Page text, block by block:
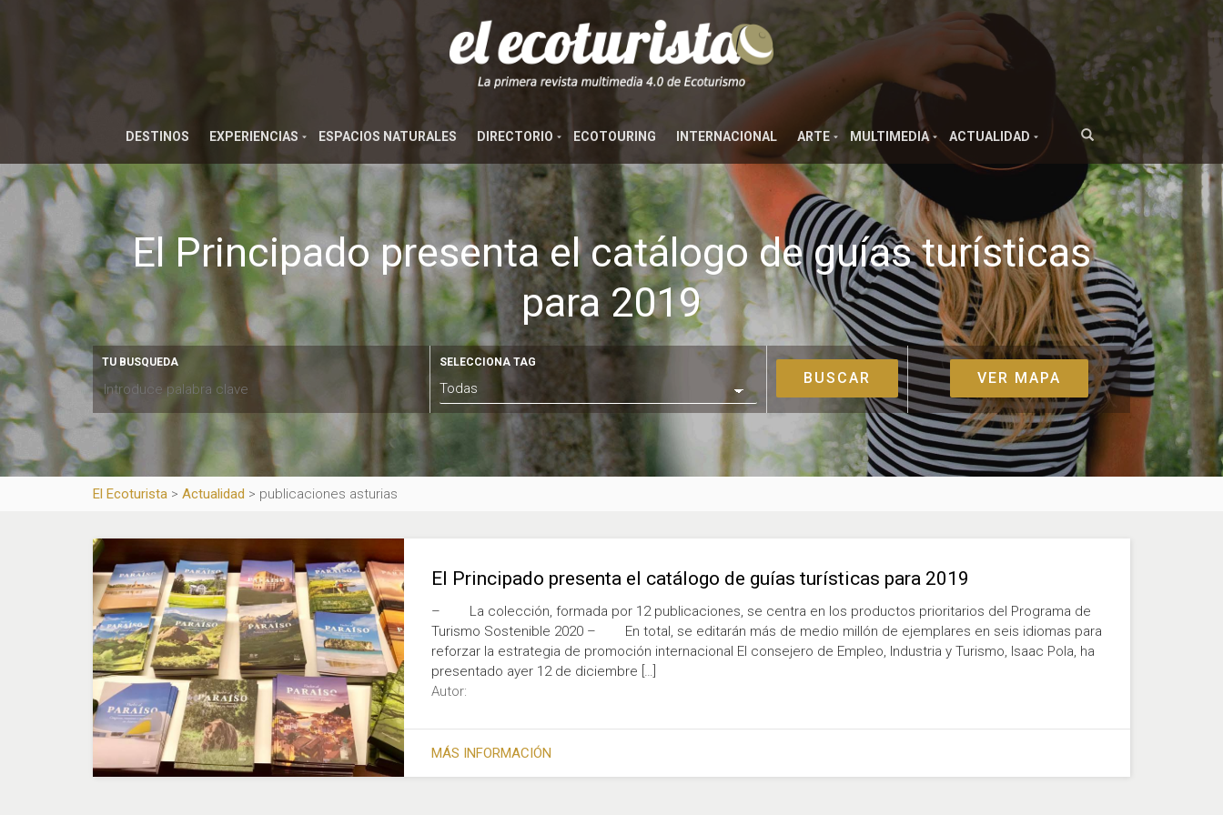
DESTINOS EXPERIENCIAS ESPACIOS NATURALES DIRECTORIO ECOTOURING INTERNACIONAL ARTE MULTIMEDIA ACTUALIDAD
El Principado presenta el catálogo de guías turísticas
para 2019
TU BUSQUEDA SELECCIONA TAG
VER MAPA
El Ecoturista > Actualidad > publicaciones asturias
El Principado presenta el catálogo de guías turísticas para 2019
– La colección, formada por 12 publicaciones, se centra en los productos prioritarios del Programa de
Turismo Sostenible 2020 – En total, se editarán más de medio millón de ejemplares en seis idiomas para
reforzar la estrategia de promoción internacional El consejero de Empleo, Industria y Turismo, Isaac Pola, ha
presentado ayer 12 de diciembre […]
Autor:
MÁS INFORMACIÓN